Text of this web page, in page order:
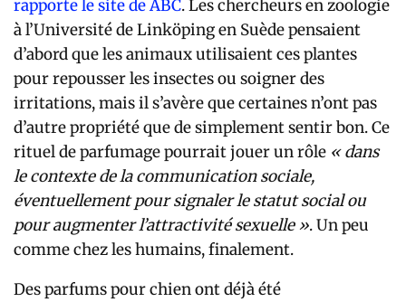
rapporte le site de ABC. Les chercheurs en zoologie
à l’Université de Linköping en Suède pensaient
d’abord que les animaux utilisaient ces plantes
pour repousser les insectes ou soigner des
irritations, mais il s’avère que certaines n’ont pas
d’autre propriété que de simplement sentir bon. Ce
rituel de parfumage pourrait jouer un rôle « dans
le contexte de la communication sociale,
éventuellement pour signaler le statut social ou
pour augmenter l’attractivité sexuelle ». Un peu
comme chez les humains, finalement.
Des parfums pour chien ont déjà été